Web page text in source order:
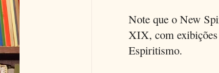
Note que o New
XIX, com
Espiritismo.